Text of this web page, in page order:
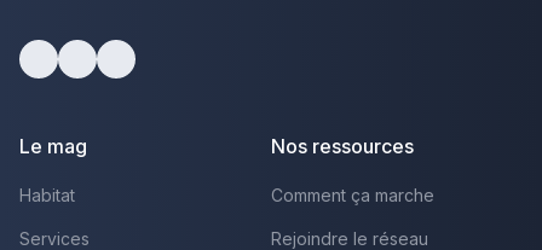
Le mag
Habitat
Services
Nos ressources
Comment ça marche
Rejoindre le réseau